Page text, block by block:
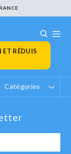
ET RÉDUIS
Catégories